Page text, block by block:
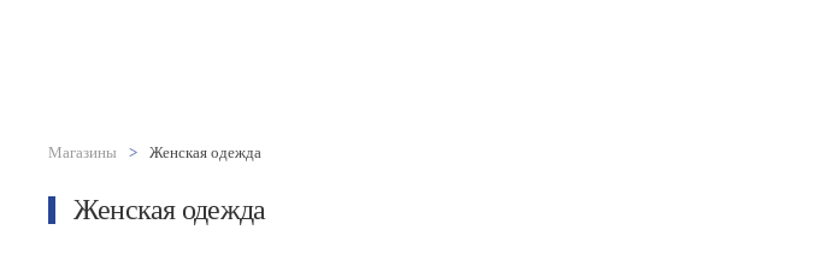
Магазины Женская одежда
Женская одежда